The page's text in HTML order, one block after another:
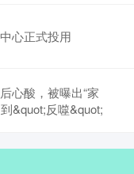
心正式投用
心酸，被曝出“家
&quot;反噬&quot;